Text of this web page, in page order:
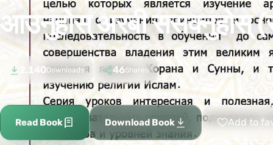
आउनुहोस् अरबी ससक्नुहोस्
2,140Downloads 46Shares
Read Book Download Book Add to